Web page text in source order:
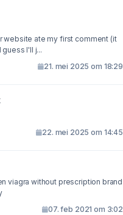
website ate my first comment (it
so I guess I'll j...
21. mei 2025 om 18:29
22. mei 2025 om 14:45
viagra without prescription brand
07. feb 2021 om 3:02